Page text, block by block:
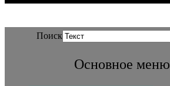
Поиск
Основное меню